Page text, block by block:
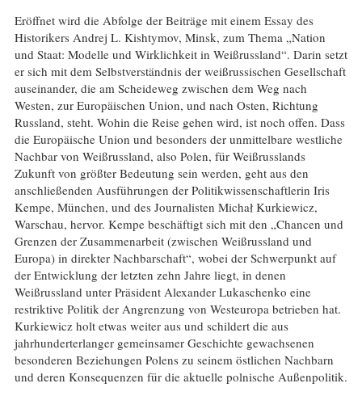
Eröffnet wird die Abfolge der Beiträge mit einem Essay des
Historikers Andrej L. Kishtymov, Minsk, zum Thema „Nation
und Staat: Modelle und Wirklichkeit in Weißrussland“. Darin setzt
er sich mit dem Selbstverständnis der weißrussischen Gesellschaft
auseinander, die am Scheideweg zwischen dem Weg nach
Westen, zur Europäischen Union, und nach Osten, Richtung
Russland, steht. Wohin die Reise gehen wird, ist noch offen. Dass
die Europäische Union und besonders der unmittelbare westliche
Nachbar von Weißrussland, also Polen, für Weißrusslands
Zukunft von größter Bedeutung sein werden, geht aus den
anschließenden Ausführungen der Politikwissenschaftlerin Iris
Kempe, München, und des Journalisten Michał Kurkiewicz,
Warschau, hervor. Kempe beschäftigt sich mit den „Chancen und
Grenzen der Zusammenarbeit (zwischen Weißrussland und
Europa) in direkter Nachbarschaft“, wobei der Schwerpunkt auf
der Entwicklung der letzten zehn Jahre liegt, in denen
Weißrussland unter Präsident Alexander Lukaschenko eine
restriktive Politik der Angrenzung von Westeuropa betrieben hat.
Kurkiewicz holt etwas weiter aus und schildert die aus
jahrhunderterlanger gemeinsamer Geschichte gewachsenen
besonderen Beziehungen Polens zu seinem östlichen Nachbarn
und deren Konsequenzen für die aktuelle polnische Außenpolitik.